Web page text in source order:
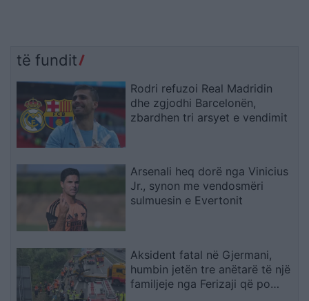
të fundit
Rodri refuzoi Real Madridin
dhe zgjodhi Barcelonën,
zbardhen tri arsyet e vendimit
Arsenali heq dorë nga Vinicius
Jr., synon me vendosmëri
sulmuesin e Evertonit
Aksident fatal në Gjermani,
humbin jetën tre anëtarë të një
familjeje nga Ferizaji që po